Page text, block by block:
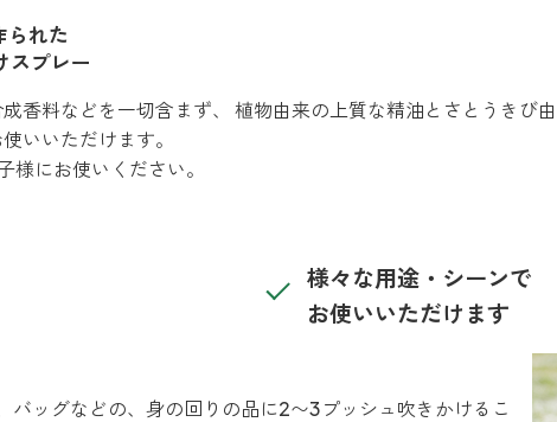
れた
スプレー
香料などを一切含まず、 植物由来の上質な精油とさとうきび
いいただけます。
にお使いください。
様々な用途・シーンで
お使いいただけます
バッグなどの、身の回りの品に2〜3プッシュ吹きかけるこ